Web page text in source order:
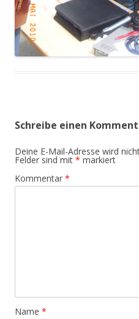
Schreibe einen
Deine E-Mail-Adresse wird
Felder sind mit * markiert
Kommentar *
Name *